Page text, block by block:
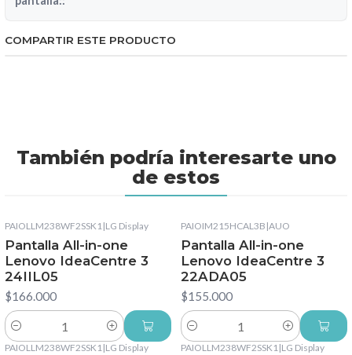
COMPARTIR ESTE PRODUCTO
También podría interesarte uno
de estos
PAIOLLM238WF2SSK1|LG Display
Pantalla All-in-one
Lenovo IdeaCentre 3
24IIL05
$166.000
Cantidad
PAIOIM215HCAL3B |AUO
Pantalla All-in-one
Lenovo IdeaCentre 3
22ADA05
$155.000
Cantidad
PAIOLLM238WF2SSK1|LG Display PAIOLLM238WF2SSK1|LG Display